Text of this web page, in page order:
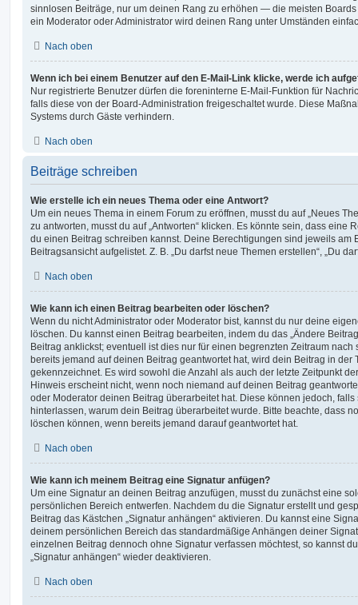
sinnlosen Beiträge, nur um deinen Rang zu erhöhen — die meisten
ein Moderator oder Administrator wird deinen Rang unter Umständen
Nach oben
Wenn ich bei einem Benutzer auf den E-Mail-Link klicke, werde ich
Nur registrierte Benutzer dürfen die foreninterne E-Mail-Funktion für
falls diese von der Board-Administration freigeschaltet wurde. Diese
Systems durch Gäste verhindern.
Nach oben
Beiträge schreiben
Wie erstelle ich ein neues Thema oder eine Antwort?
Um ein neues Thema in einem Forum zu eröffnen, musst du auf „Neues
zu antworten, musst du auf „Antworten“ klicken. Es könnte sein, dass eine
du einen Beitrag schreiben kannst. Deine Berechtigungen sind jeweils am
Beitragsansicht aufgelistet. Z. B. „Du darfst neue Themen erstellen“, „Du
Nach oben
Wie kann ich einen Beitrag bearbeiten oder löschen?
Wenn du nicht Administrator oder Moderator bist, kannst du nur deine
löschen. Du kannst einen Beitrag bearbeiten, indem du das „Ändere
Beitrag anklickst; eventuell ist dies nur für einen begrenzten Zeitraum
bereits jemand auf deinen Beitrag geantwortet hat, wird dein Beitrag in der
gekennzeichnet. Es wird sowohl die Anzahl als auch der letzte Zeitpunkt
Hinweis erscheint nicht, wenn noch niemand auf deinen Beitrag
oder Moderator deinen Beitrag überarbeitet hat. Diese können jedoch,
hinterlassen, warum dein Beitrag überarbeitet wurde. Bitte beachte, dass
löschen können, wenn bereits jemand darauf geantwortet hat.
Nach oben
Wie kann ich meinem Beitrag eine Signatur anfügen?
Um eine Signatur an deinen Beitrag anzufügen, musst du zunächst eine
persönlichen Bereich entwerfen. Nachdem du die Signatur erstellt und
Beitrag das Kästchen „Signatur anhängen“ aktivieren. Du kannst eine
deinem persönlichen Bereich das standardmäßige Anhängen deiner
einzelnen Beitrag dennoch ohne Signatur verfassen möchtest, so kannst
„Signatur anhängen“ wieder deaktivieren.
Nach oben